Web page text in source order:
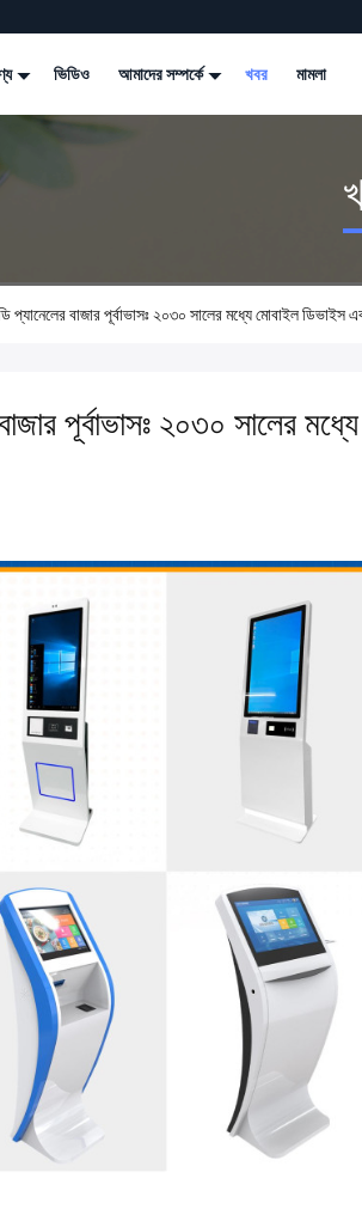
ভিডিও আমাদের সম্পর্কে খবর মামলা
বাজার পূর্বাভাসঃ ২০৩০ সালের মধ্যে মোবাইল ডিভাইস
পূর্বাভাসঃ ২০৩০ সালের